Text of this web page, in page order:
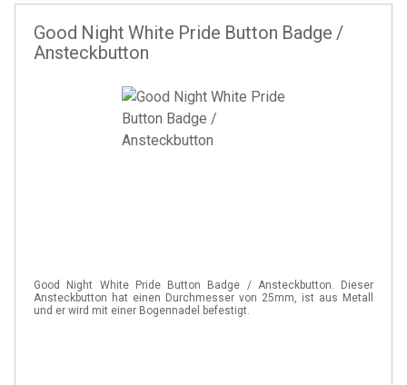
Good Night White Pride Button Badge /
Ansteckbutton
Good Night White Pride Button Badge / Ansteckbutton. Dieser
Ansteckbutton hat einen Durchmesser von 25mm, ist aus Metall
und er wird mit einer Bogennadel befestigt.